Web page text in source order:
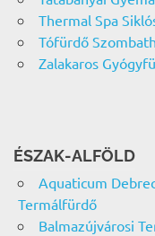
Thermal Spa
Tófürdő
Zalakaros
ÉSZAK-ALFÖLD
Aquaticum
Termálfürdő
Balmazújvárosi